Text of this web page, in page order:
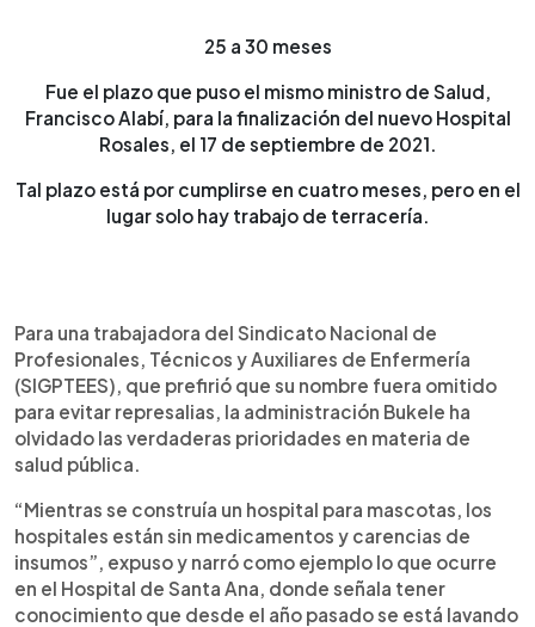
25 a 30 meses
Fue el plazo que puso el mismo ministro de Salud,
Francisco Alabí, para la finalización del nuevo Hospital
Rosales, el 17 de septiembre de 2021.
Tal plazo está por cumplirse en cuatro meses, pero en el
lugar solo hay trabajo de terracería.
Para una trabajadora del Sindicato Nacional de
Profesionales, Técnicos y Auxiliares de Enfermería
(SIGPTEES), que prefirió que su nombre fuera omitido
para evitar represalias, la administración Bukele ha
olvidado las verdaderas prioridades en materia de
salud pública.
“Mientras se construía un hospital para mascotas, los
hospitales están sin medicamentos y carencias de
insumos”, expuso y narró como ejemplo lo que ocurre
en el Hospital de Santa Ana, donde señala tener
conocimiento que desde el año pasado se está lavando